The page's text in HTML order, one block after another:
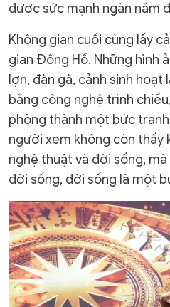
được sức mạnh ngàn năm
Không gian cuối cùng lấy
gian Đông Hồ. Những hình
lợn, đàn gà, cảnh sinh
bằng công nghệ trình
phòng thành một bức
người xem không còn thấy
nghệ thuật và đời sống,
đời sống, đời sống là một